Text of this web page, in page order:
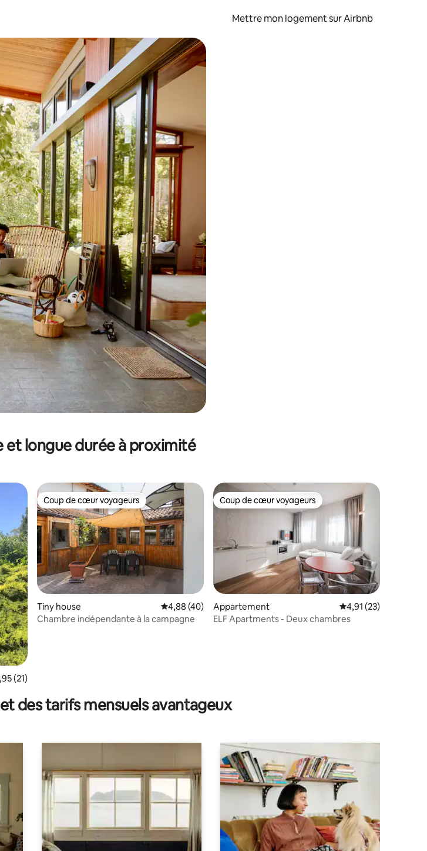
Mettre mon logement sur Airbnb
les parcourir ou en appuyant et en faisant glisser.
et longue durée à proximité
: 4,99 sur 5
moyenne sur la base de 21 commentaires : 4,95 sur 5
(21)
Coup de cœur voyageurs
Coup de cœur voyageurs
Tiny house Évaluation moyenne sur la base de 40 commentaires : 4,88 sur 5
4,88 (40)
Chambre indépendante à la campagne
Coup de cœur voyageurs
Coup de cœur voyageurs
Appartement Évaluation moyenne
4,91 (23)
ELF Apartments - Deux chambres
des tarifs mensuels avantageux